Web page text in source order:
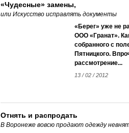
«Чудесные» замены,
или Искусство исправлять документы
«Берег» уже не
ООО «Гранат».
собранного с
Пятницкого.
рассмотрение...
13 / 02 / 2012
Отнять и распродать
В Воронеже вовсю продают одежду